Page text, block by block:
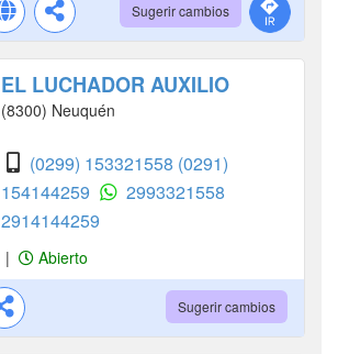
Sugerir cambios
EL LUCHADOR AUXILIO
(8300) Neuquén
(0299) 153321558 (0291)
154144259
2993321558
2914144259
| Abierto
Sugerir cambios